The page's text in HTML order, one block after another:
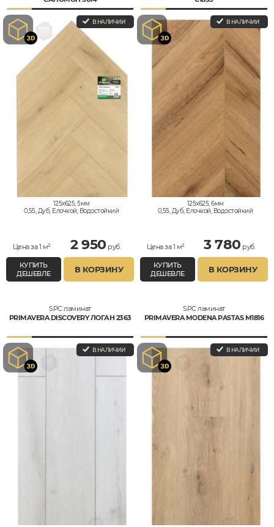
В НАЛИЧИИ
125x625, 5мм
0,55, Дуб, Елочкой, Водостойкий
Цена за 1 м² 2 950 руб.
КУПИТЬ
ДЕШЕВЛЕ
В КОРЗИНУ
В НАЛИЧИИ
125x625, 6мм
0,55, Дуб, Елочкой, Водостойкий
Цена за 1 м² 3 780 руб.
КУПИТЬ
ДЕШЕВЛЕ
В КОРЗИНУ
SPC ламинат
PRIMAVERA DISCOVERY ЛОГАН 2363
В НАЛИЧИИ
SPC ламинат
PRIMAVERA MODENA PASTAS M1816
В НАЛИЧИИ